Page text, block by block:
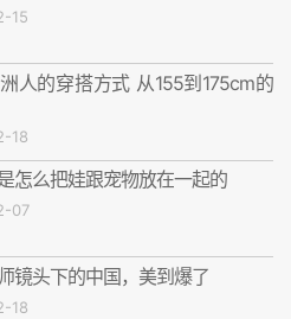
15
人的穿搭方式 从155到175cm的
18
怎么把娃跟宠物放在一起的
07
镜头下的中国，美到爆了
18